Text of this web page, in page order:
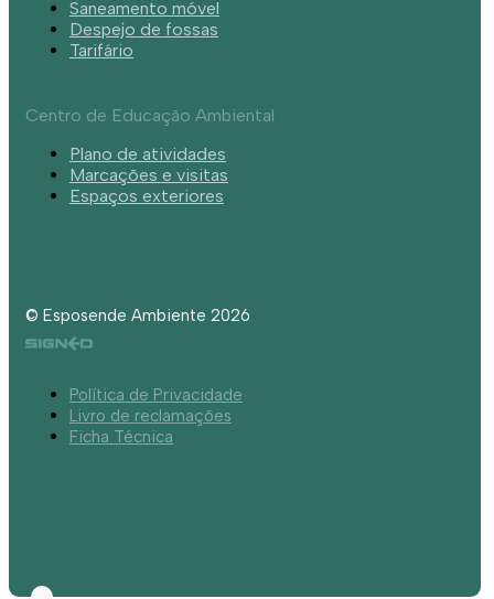
Saneamento móvel
Despejo de fossas
Tarifário
Centro de Educação Ambiental
Plano de atividades
Marcações e visitas
Espaços exteriores
© Esposende Ambiente 2026
Política de Privacidade
Livro de reclamações
Ficha Técnica